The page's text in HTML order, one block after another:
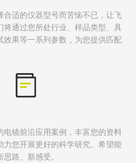
合适的仪器型号而苦恼不已，让飞
将通过您所处行业、样品类型、具
效果等一系列参数，为您提供匹配
电镜前沿应用案例，丰富您的资料
力您开展更好的科学研究。希望能
路、新感受。